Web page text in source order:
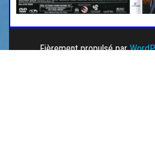
Fièrement propulsé par